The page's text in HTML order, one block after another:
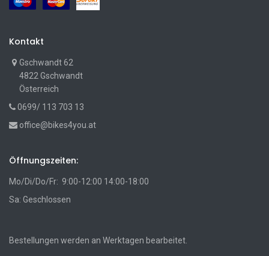
Kontakt
Gschwandt 62
4822 Gschwandt
Österreich
0699/ 113 703 13
office@bikes4you.at
Öffnungszeiten:
Mo/Di/Do/Fr: 9:00-12:00 14:00-18:00
Sa: Geschlossen
Bestellungen werden an Werktagen bearbeitet.